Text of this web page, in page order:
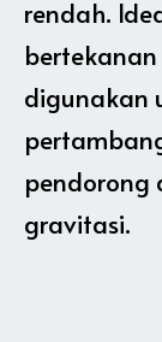
rendah.
digunakan
pendorong
gravitasi.